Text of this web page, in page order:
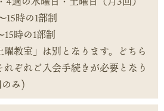
15時の1部制
15時の1部制
教室」は別となります。
どちら
れぞれご入会手続きが必要となり
み)